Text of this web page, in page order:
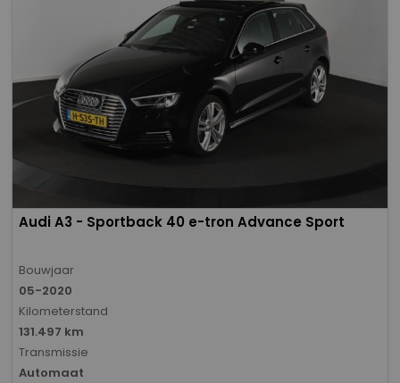
Audi A3 - Sportback 40 e-tron Advance Sport
Bouwjaar
05-2020
Kilometerstand
131.497 km
Transmissie
Automaat